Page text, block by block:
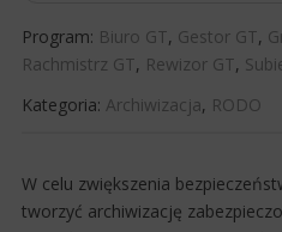
Program: Biuro GT, Gestor GT,
Rachmistrz GT, Rewizor GT,
Kategoria: Archiwizacja, RODO
​​W celu zwiększenia
tworzyć archiwizację